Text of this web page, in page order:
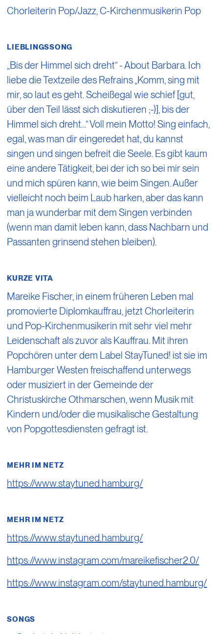
Chorleiterin Pop/Jazz, C-Kirchenmusikerin Pop
LIEBLINGSSONG
„Bis der Himmel sich dreht“ - About Barbara. Ich
liebe die Textzeile des Refrains „Komm, sing mit
mir, so laut es geht. Scheißegal wie schief [gut,
über den Teil lässt sich diskutieren ;-)], bis der
Himmel sich dreht…“ Voll mein Motto! Sing einfach,
egal, was man dir eingeredet hat, du kannst
singen und singen befreit die Seele. Es gibt kaum
eine andere Tätigkeit, bei der ich so bei mir sein
und mich spüren kann, wie beim Singen. Außer
vielleicht noch beim Laub harken, aber das kann
man ja wunderbar mit dem Singen verbinden
(wenn man damit leben kann, dass Nachbarn und
Passanten grinsend stehen bleiben).
KURZE VITA
Mareike Fischer, in einem früheren Leben mal
promovierte Diplomkauffrau, jetzt Chorleiterin
und Pop-Kirchenmusikerin mit sehr viel mehr
Leidenschaft als zuvor als Kauffrau. Mit ihren
Popchören unter dem Label StayTuned! ist sie im
Hamburger Westen freischaffend unterwegs
oder musiziert in der Gemeinde der
Christuskirche Othmarschen, wenn Musik mit
Kindern und/oder die musikalische Gestaltung
von Popgottesdiensten gefragt ist.
MEHR IM NETZ
https://www.staytuned.hamburg/
MEHR IM NETZ
https://www.staytuned.hamburg/
https://www.instagram.com/mareikefischer2.0/
https://www.instagram.com/staytuned.hamburg/
SONGS